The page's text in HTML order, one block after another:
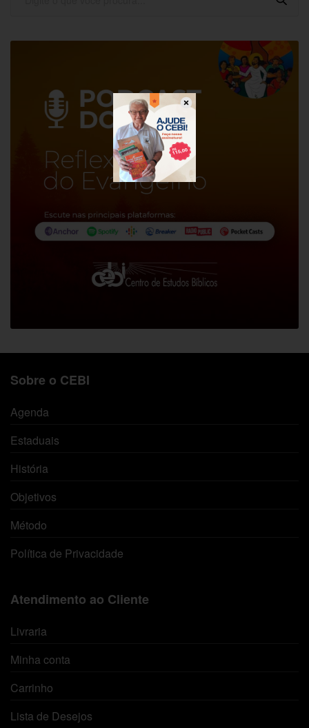
Sobre o CEBI
Agenda
Estaduais
História
Objetivos
Método
Política de Privacidade
Atendimento ao Cliente
Livraria
Minha conta
Carrinho
Lista de Desejos